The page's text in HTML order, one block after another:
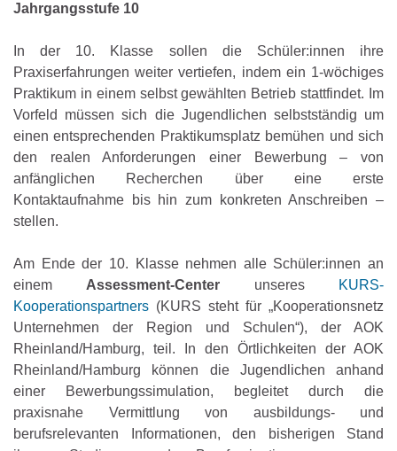
Jahrgangsstufe 10
In der 10. Klasse sollen die Schüler:innen ihre
Praxiserfahrungen weiter vertiefen, indem ein 1-wöchiges
Praktikum in einem selbst gewählten Betrieb stattfindet. Im
Vorfeld müssen sich die Jugendlichen selbstständig um
einen entsprechenden Praktikumsplatz bemühen und sich
den realen Anforderungen einer Bewerbung – von
anfänglichen Recherchen über eine erste
Kontaktaufnahme bis hin zum konkreten Anschreiben –
stellen.
Am Ende der 10. Klasse nehmen alle Schüler:innen an
einem Assessment-Center unseres
KURS-
Kooperationspartners (KURS steht für „Kooperationsnetz
Unternehmen der Region und Schulen“), der AOK
Rheinland/Hamburg, teil. In den Örtlichkeiten der AOK
Rheinland/Hamburg können die Jugendlichen anhand
einer Bewerbungssimulation, begleitet durch die
praxisnahe Vermittlung von ausbildungs- und
berufsrelevanten Informationen, den bisherigen Stand